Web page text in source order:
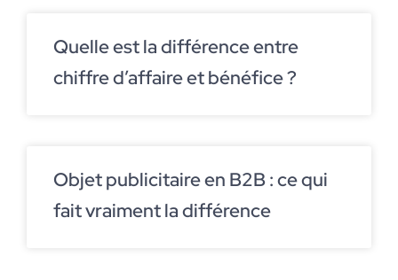
Quelle est la différence entre
chiffre d’affaire et bénéfice ?
Objet publicitaire en B2B : ce qui
fait vraiment la différence